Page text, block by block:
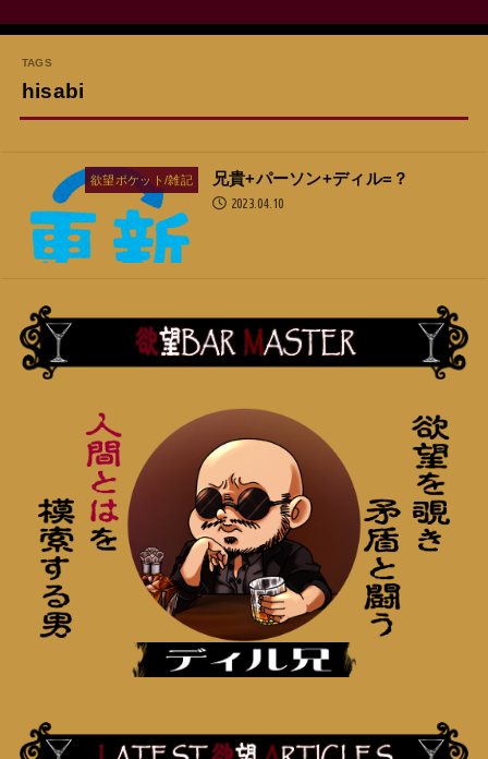
hisabi
欲望ポケット/雑記 兄貴+パーソン+ディル=？
2023.04.10